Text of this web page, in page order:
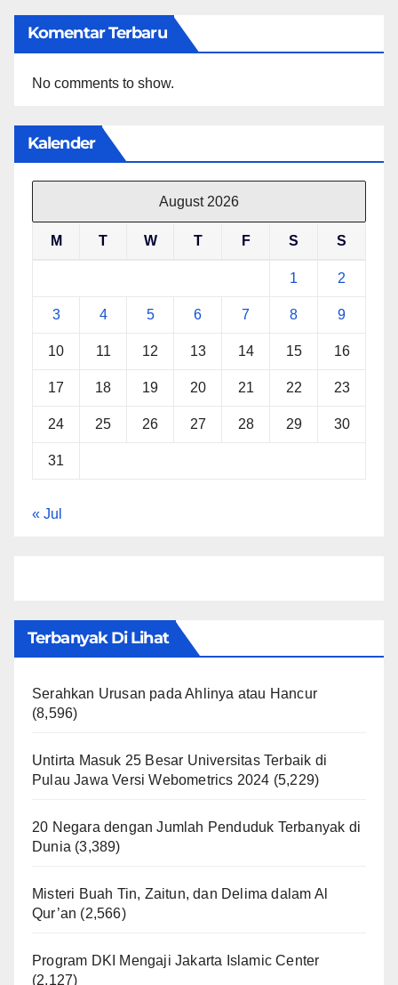
Komentar Terbaru
No comments to show.
Kalender
August 2026
M T W T F S S
1 2
3 4 5 6 7 8 9
10 11 12 13 14 15 16
17 18 19 20 21 22 23
24 25 26 27 28 29 30
31
« Jul
Terbanyak Di Lihat
Serahkan Urusan pada Ahlinya atau Hancur
(8,596)
Untirta Masuk 25 Besar Universitas Terbaik di
Pulau Jawa Versi Webometrics 2024 (5,229)
20 Negara dengan Jumlah Penduduk Terbanyak di
Dunia (3,389)
Misteri Buah Tin, Zaitun, dan Delima dalam Al
Qur’an (2,566)
Program DKI Mengaji Jakarta Islamic Center
(2,127)